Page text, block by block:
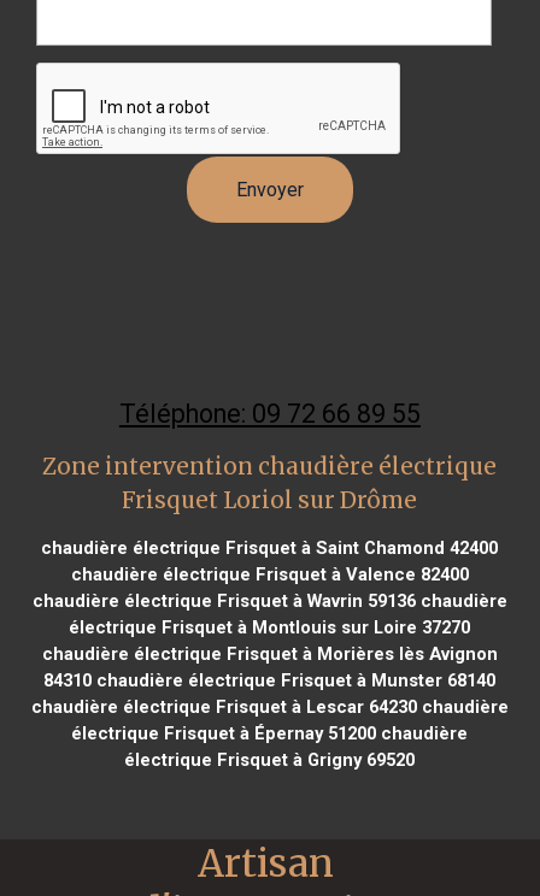
Téléphone: 09 72 66 89 55
Zone intervention chaudière électrique
Frisquet Loriol sur Drôme
chaudière électrique Frisquet à Saint Chamond 42400
chaudière électrique Frisquet à Valence 82400
chaudière électrique Frisquet à Wavrin 59136chaudière
électrique Frisquet à Montlouis sur Loire 37270
chaudière électrique Frisquet à Morières lès Avignon
84310 chaudière électrique Frisquet à Munster 68140
chaudière électrique Frisquet à Lescar 64230chaudière
électrique Frisquet à Épernay 51200 chaudière
électrique Frisquet à Grigny 69520
Artisan